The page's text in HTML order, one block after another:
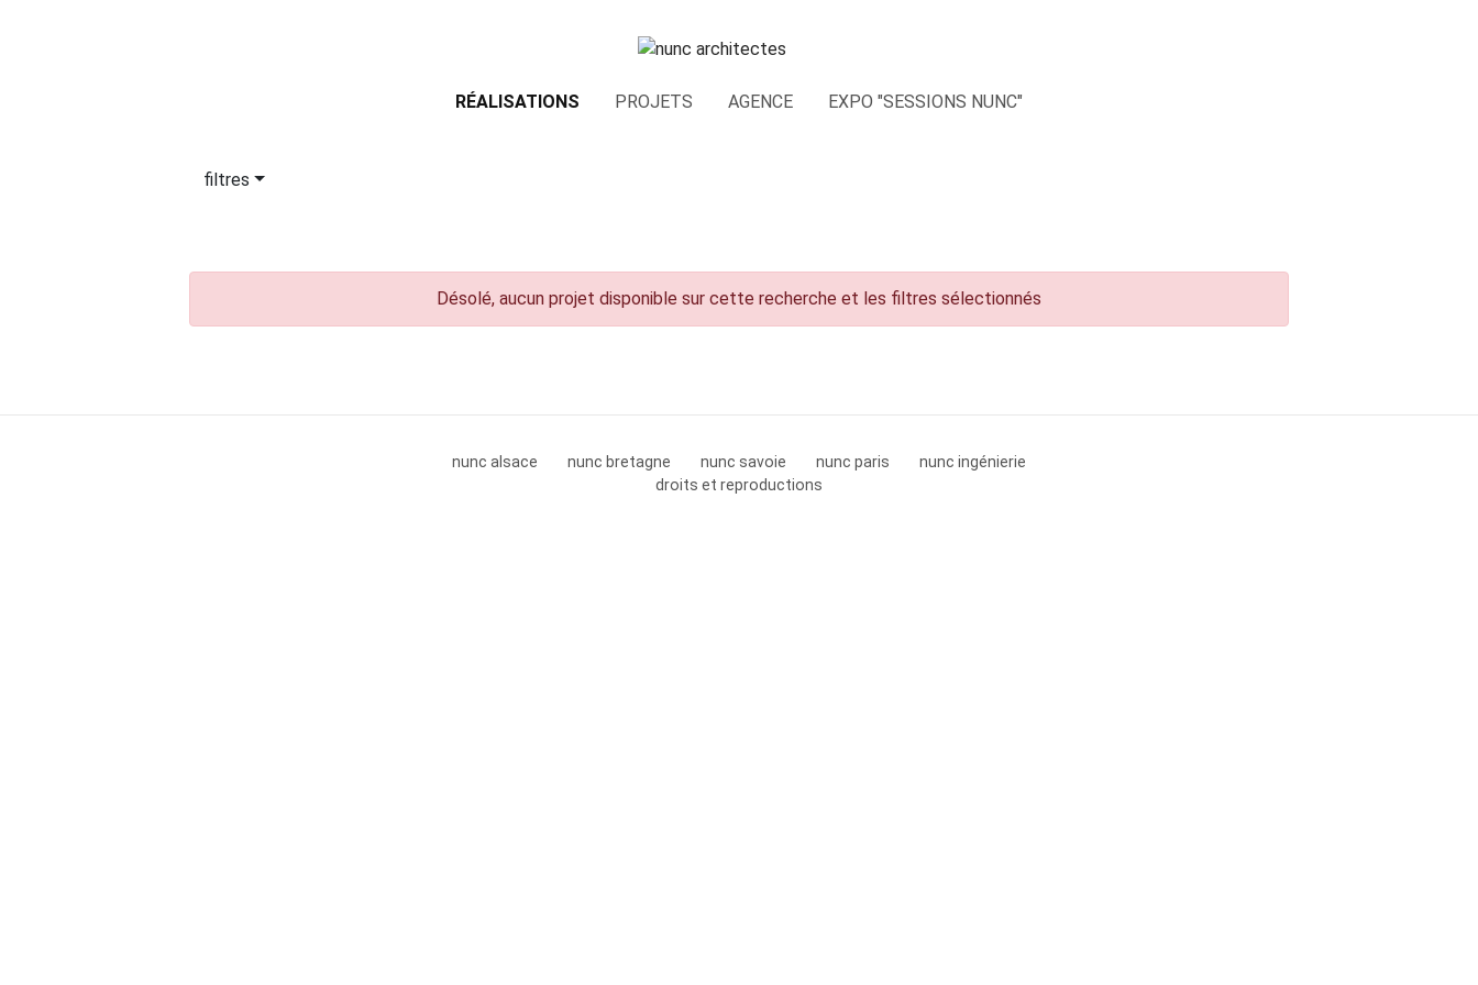
RÉALISATIONS PROJETS AGENCE EXPO "SESSIONS NUNC"
filtres
Désolé, aucun projet disponible sur cette recherche et les filtres sélectionnés
nunc alsace nunc bretagne nunc savoie nunc paris
nunc ingénierie
droits et reproductions